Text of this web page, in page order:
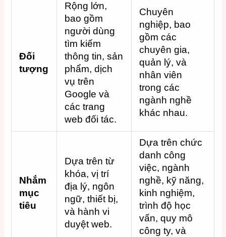
Đối
tượng
Rộng lớn,
bao gồm
người dùng
tìm kiếm
thông tin, sản
phẩm, dịch
vụ trên
Google và
các trang
web đối tác.
Chuyên
nghiệp, bao
gồm các
chuyên gia,
quản lý, và
nhân viên
trong các
ngành nghề
khác nhau.
Nhắm
mục
tiêu
Dựa trên từ
khóa, vị trí
địa lý, ngôn
ngữ, thiết bị,
và hành vi
duyệt web.
Dựa trên chức
danh công
việc, ngành
nghề, kỹ năng,
kinh nghiệm,
trình độ học
vấn, quy mô
công ty, và